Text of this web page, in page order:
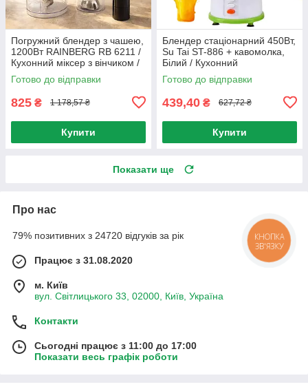
Погружний блендер з чашею,
1200Вт RAINBERG RB 6211 /
Кухонний міксер з вінчиком /
Блендер подрібнювач
Готово до відправки
825 ₴ 1 178,57 ₴
Купити
Блендер стаціонарний 450Вт,
Su Tai ST-886 + кавомолка,
Білий / Кухонний
подрібнювач із чашею від
мережі
Готово до відправки
439,40 ₴ 627,72 ₴
Купити
Показати ще
Про нас
79% позитивних з 24720 відгуків за рік
Працює з 31.08.2020
м. Київ
вул. Світлицького 33, 02000, Київ, Україна
Контакти
Сьогодні працює з 11:00 до 17:00
Показати весь графік роботи
КНОПКА
ЗВ'ЯЗКУ